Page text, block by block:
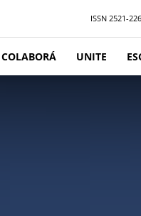
ISSN 2521-
COLABORÁ UNITE